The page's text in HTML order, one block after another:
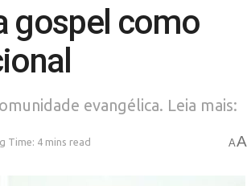
gospel como
evangélica. Leia mais:
Time: 4 mins read AA